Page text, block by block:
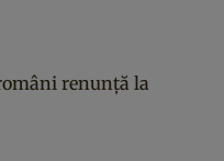
renunță la